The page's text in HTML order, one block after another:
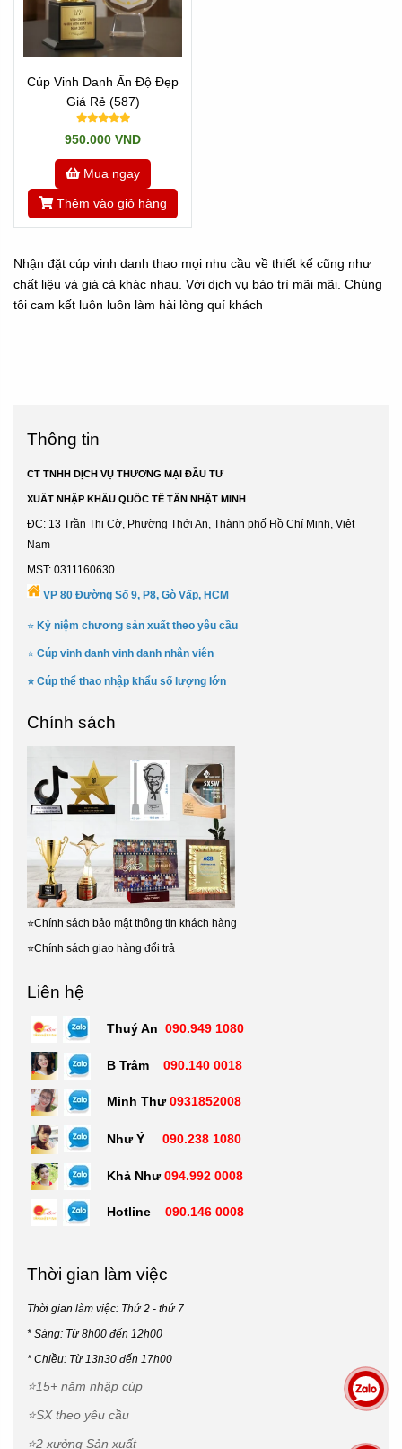
Cúp Vinh Danh Ấn Độ Đẹp
Giá Rẻ (587)
950.000 VND
Mua ngay
Thêm vào giỏ hàng
Nhận đặt cúp vinh danh thao mọi nhu cầu về thiết kế cũng như
chất liệu và giá cả khác nhau. Với dịch vụ bảo trì mãi mãi. Chúng
tôi cam kết luôn luôn làm hài lòng quí khách
Thông tin
CT TNHH DỊCH VỤ THƯƠNG MẠI ĐẦU TƯ
XUẤT NHẬP KHẨU QUỐC TẾ TÂN NHẬT MINH
ĐC: 13 Trần Thị Cờ, Phường Thới An, Thành phố Hồ Chí Minh, Việt
Nam
MST: 0311160630
VP 80 Đường Số 9, P8, Gò Vấp, HCM
⭐ Kỷ niệm chương sản xuất theo yêu cầu
⭐ Cúp vinh danh vinh danh nhân viên
⭐Cúp thể thao nhập khẩu số lượng lớn
Chính sách
⭐Chính sách bảo mật thông tin khách hàng
⭐Chính sách giao hàng đổi trả
Liên hệ
Thuý An 090.949 1080
B Trâm 090.140 0018
Minh Thư 0931852008
Như Ý 090.238 1080
Khả Như 094.992 0008
Hotline 090.146 0008
Thời gian làm việc
Thời gian làm việc: Thứ 2 - thứ 7
* Sáng: Từ 8h00 đến 12h00
* Chiều: Từ 13h30 đến 17h00
⭐15+ năm nhập cúp
⭐SX theo yêu cầu
⭐2 xưởng Sản xuất